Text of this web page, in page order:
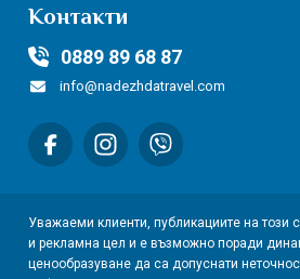
Контакти
0889 89 68 87
info@nadezhdatravel.com
Уважаеми клиенти, публикациите на този
и рекламна цел и е възможно поради
ценообразуване да са допуснати